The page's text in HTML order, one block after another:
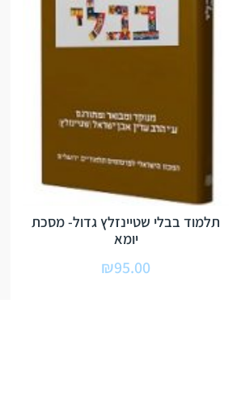
תלמוד בבלי שטיינזלץ גדול- מסכת
יומא
₪95.00